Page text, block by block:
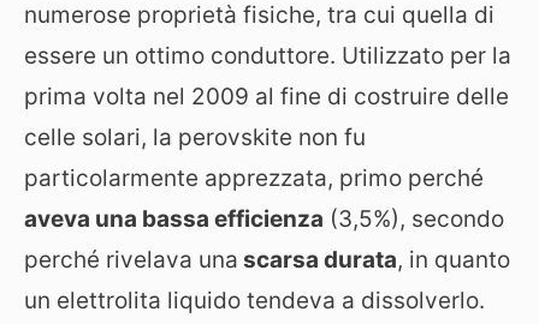
numerose proprietà fisiche, tra cui quella di
essere un ottimo conduttore. Utilizzato per la
prima volta nel 2009 al fine di costruire delle
celle solari, la perovskite non fu
particolarmente apprezzata, primo perché
aveva una bassa efficienza (3,5%), secondo
perché rivelava una scarsa durata, in quanto
un elettrolita liquido tendeva a dissolverlo.